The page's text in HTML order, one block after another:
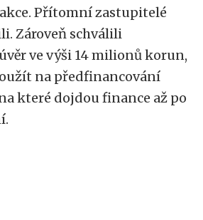
Přítomní zastupitelé
Zároveň schválili
ve výši 14 milionů korun,
na předfinancování
které dojdou finance až po